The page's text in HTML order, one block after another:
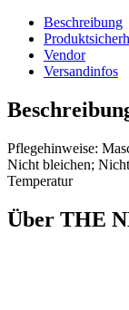
Beschreibung
Vendor
Versandinfos
Pflegehinweise:
Nicht bleichen;
Temperatur
Über THE